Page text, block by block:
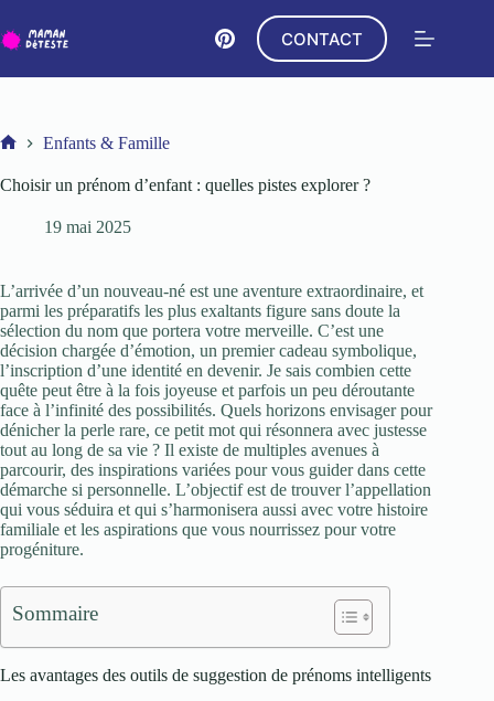
au
contenu
CONTACT
Enfants & Famille
Choisir un prénom d’enfant : quelles pistes explorer ?
19 mai 2025
L’arrivée d’un nouveau-né est une aventure extraordinaire, et
parmi les préparatifs les plus exaltants figure sans doute la
sélection du nom que portera votre merveille. C’est une
décision chargée d’émotion, un premier cadeau symbolique,
l’inscription d’une identité en devenir. Je sais combien cette
quête peut être à la fois joyeuse et parfois un peu déroutante
face à l’infinité des possibilités. Quels horizons envisager pour
dénicher la perle rare, ce petit mot qui résonnera avec justesse
tout au long de sa vie ? Il existe de multiples avenues à
parcourir, des inspirations variées pour vous guider dans cette
démarche si personnelle. L’objectif est de trouver l’appellation
qui vous séduira et qui s’harmonisera aussi avec votre histoire
familiale et les aspirations que vous nourrissez pour votre
progéniture.
Sommaire
Les avantages des outils de suggestion de prénoms intelligents